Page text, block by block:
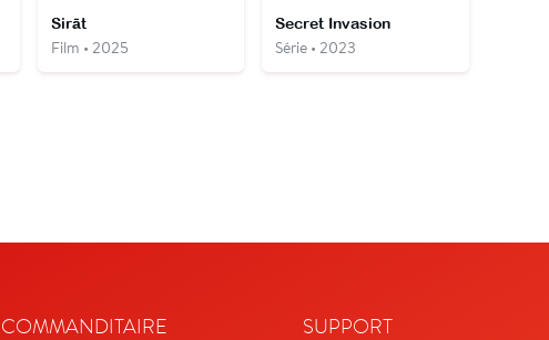
Sirāt
Film • 2025
Secret Invasion
Série • 2023
COMMANDITAIRE SUPPORT